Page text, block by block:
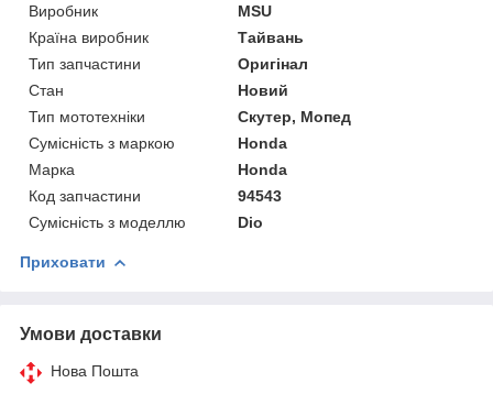
Виробник
MSU
Країна виробник
Тайвань
Тип запчастини
Оригінал
Стан
Новий
Тип мототехніки
Скутер, Мопед
Сумісність з маркою
Honda
Марка
Honda
Код запчастини
94543
Сумісність з моделлю
Dio
Приховати
Умови доставки
Нова Пошта